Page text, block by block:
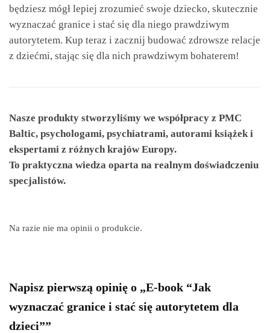
będziesz mógł lepiej zrozumieć swoje dziecko, skutecznie
wyznaczać granice i stać się dla niego prawdziwym
autorytetem. Kup teraz i zacznij budować zdrowsze relacje
z dziećmi, stając się dla nich prawdziwym bohaterem!
Nasze produkty stworzyliśmy we współpracy z PMC
Baltic, psychologami, psychiatrami, autorami książek i
ekspertami z różnych krajów Europy.
To praktyczna wiedza oparta na realnym doświadczeniu
specjalistów.
Na razie nie ma opinii o produkcie.
Napisz pierwszą opinię o „E-book “Jak
wyznaczać granice i stać się autorytetem dla
dzieci””